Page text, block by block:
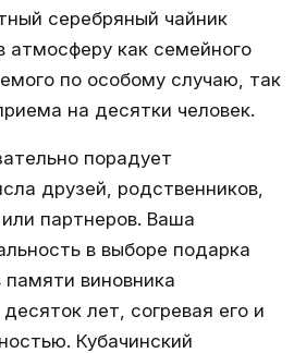
серебряный чайник
атмосферу как семейного
по особому случаю, так
на десятки человек.
порадует
друзей, родственников,
партнеров. Ваша
в выборе подарка
памяти виновника
лет, согревая его и
Кубачинский